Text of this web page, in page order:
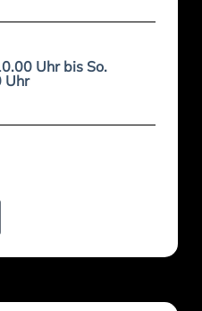
Uhr bis So.
Uhr